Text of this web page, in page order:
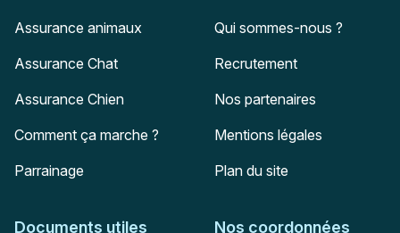
Assurance animaux
Assurance Chat
Assurance Chien
Comment ça marche ?
Parrainage
Qui sommes-nous ?
Recrutement
Nos partenaires
Mentions légales
Plan du site
Documents utiles Nos coordonnées